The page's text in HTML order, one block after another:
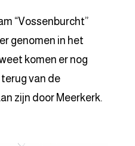
“Vossenburcht”
genomen in het
komen er nog
van de
zijn door Meerkerk.